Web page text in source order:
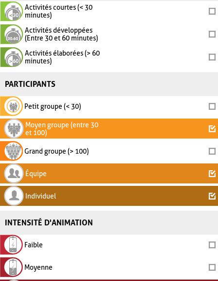
Activités courtes (< 30
minutes)
Activités développées
(Entre 30 et 60 minutes)
Activités élaborées (> 60
minutes)
PARTICIPANTS
Petit groupe (< 30)
Moyen groupe (entre 30
et 100)
Grand groupe (> 100)
Équipe
Individuel
INTENSITÉ D'ANIMATION
Faible
Moyenne